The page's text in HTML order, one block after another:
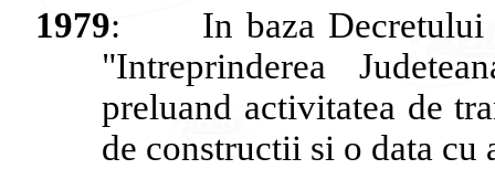
1979: Inbaza Decretului
"Intreprinderea
preluand activitatea de
de constructii si o data cu